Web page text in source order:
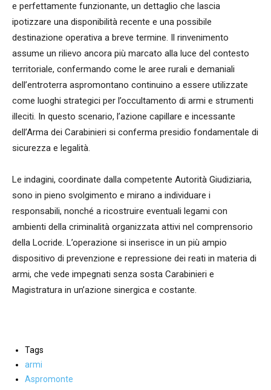
e perfettamente funzionante, un dettaglio che lascia
ipotizzare una disponibilità recente e una possibile
destinazione operativa a breve termine. Il rinvenimento
assume un rilievo ancora più marcato alla luce del contesto
territoriale, confermando come le aree rurali e demaniali
dell’entroterra aspromontano continuino a essere utilizzate
come luoghi strategici per l’occultamento di armi e strumenti
illeciti. In questo scenario, l’azione capillare e incessante
dell’Arma dei Carabinieri si conferma presidio fondamentale di
sicurezza e legalità.
Le indagini, coordinate dalla competente Autorità Giudiziaria,
sono in pieno svolgimento e mirano a individuare i
responsabili, nonché a ricostruire eventuali legami con
ambienti della criminalità organizzata attivi nel comprensorio
della Locride. L’operazione si inserisce in un più ampio
dispositivo di prevenzione e repressione dei reati in materia di
armi, che vede impegnati senza sosta Carabinieri e
Magistratura in un’azione sinergica e costante.
Tags
armi
Aspromonte